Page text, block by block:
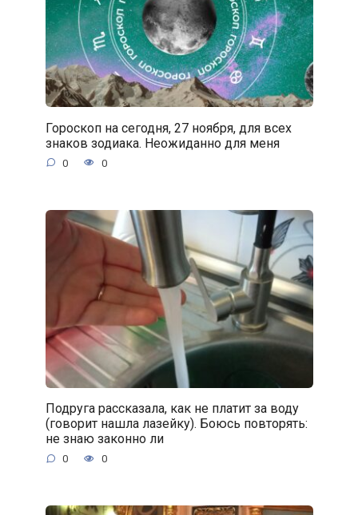
Гороскоп на сегодня, 27 ноября, для всех
знаков зодиака. Неожиданно для меня
0 0
Подруга рассказала, как не платит за воду
(говорит нашла лазейку). Боюсь повторять:
не знаю законно ли
0 0